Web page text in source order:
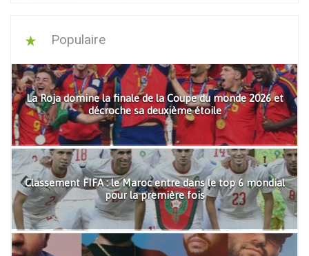
Populaire
La Roja domine la finale de la Coupe du monde 2026 et
décroche sa deuxième étoile
Classement FIFA : le Maroc entre dans le top 6 mondial
pour la première fois